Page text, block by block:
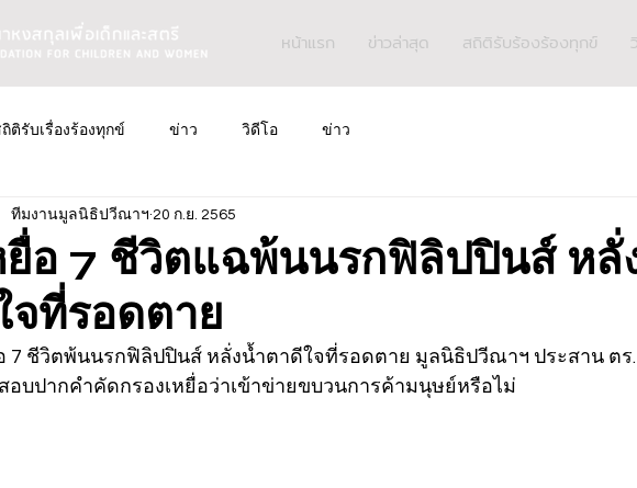
หน้าแรก ข่าวล่าสุด สถิติรับร้องร้องทุกข์
ติรับเรื่องร้องทุกข์ ข่าว วิดีโอ ข่าว
ยื่อ 7 ชีวิตแฉพ้นนรกฟิลิปปินส์ หลั่
จที่รอดตาย
ทีมงานมูลนิธิปวีณาฯ 20 ก.ย. 2565
7 ชีวิตพ้นนรกฟิลิปปินส์ หลั่งน้ำตาดีใจที่รอดตาย มูลนิธิปวีณาฯ ประสาน ตร.
อบปากคำคัดกรองเหยื่อว่าเข้าข่ายขบวนการค้ามนุษย์หรือไม่